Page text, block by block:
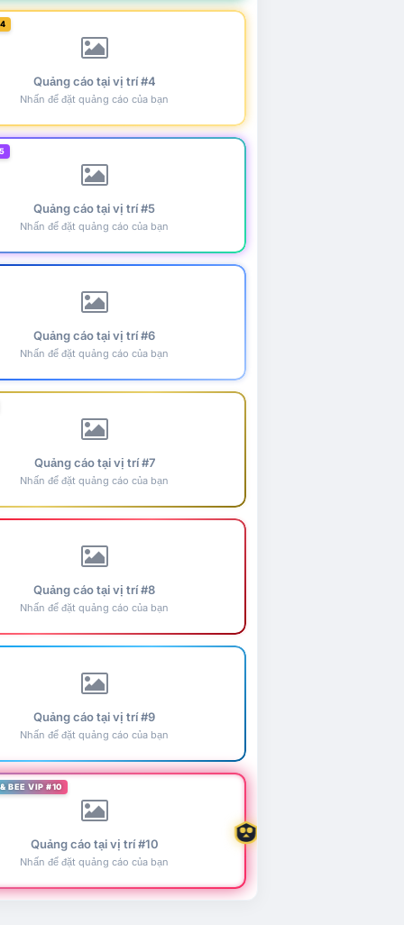
Quảng cáo tại vị trí #4
Nhấn để đặt quảng cáo của bạn
Quảng cáo tại vị trí #5
Nhấn để đặt quảng cáo của bạn
Quảng cáo tại vị trí #6
Nhấn để đặt quảng cáo của bạn
Quảng cáo tại vị trí #7
Nhấn để đặt quảng cáo của bạn
Quảng cáo tại vị trí #8
Nhấn để đặt quảng cáo của bạn
Quảng cáo tại vị trí #9
Nhấn để đặt quảng cáo của bạn
BEE VIP #10
Quảng cáo tại vị trí #10
Nhấn để đặt quảng cáo của bạn